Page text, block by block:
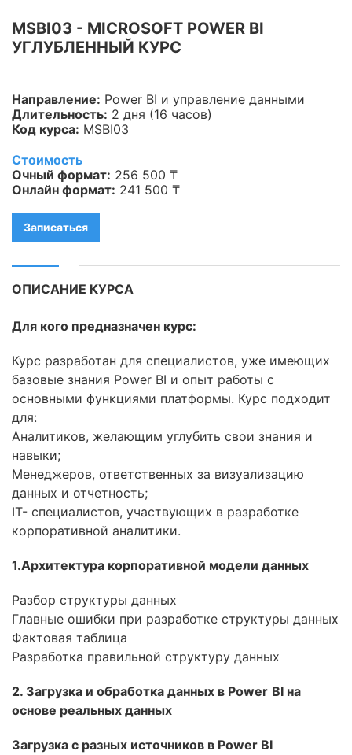
Информационная
безопасность
Asterisk
Industry 4.0
HPE
IBM
Kubernetes
Оптические коммуникации
Database
LoRaWAN, Wi-Fi
OpenStack
HAproxy
DevOps
Wireshark
Juniper
MikroTik
NetApp
Бизнес
Маркетинг
MSBI03 - MICROSOFT POWER BI
УГЛУБЛЕННЫЙ КУРС
Направление: Power BI и управление данными
Длительность: 2 дня (16 часов)
Код курса: MSBI03
Стоимость
Очный формат: 256 500 ₸
Онлайн формат: 241 500 ₸
Записаться
ОПИСАНИЕ КУРСА
Для кого предназначен курс:
Курс разработан для специалистов, уже имеющих
базовые знания Power BI и опыт работы с
основными функциями платформы. Курс подходит
для:
Аналитиков, желающим углубить свои знания и
навыки;
Менеджеров, ответственных за визуализацию
данных и отчетность;
IT- специалистов, участвующих в разработке
корпоративной аналитики.
1.Архитектура корпоративной модели данных
Разбор структуры данных
Главные ошибки при разработке структуры данных
Фактовая таблица
Разработка правильной структуру данных
2. Загрузка и обработка данных в Power BI на
основе реальных данных
Загрузка с разных источников в Power BI